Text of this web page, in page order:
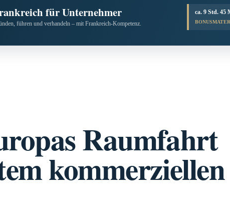
für Unternehmer
führen und verhandeln – mit Frankreich-Kompetenz.
ca. 9 Std. 45
Raumfahrt
kommerziellen